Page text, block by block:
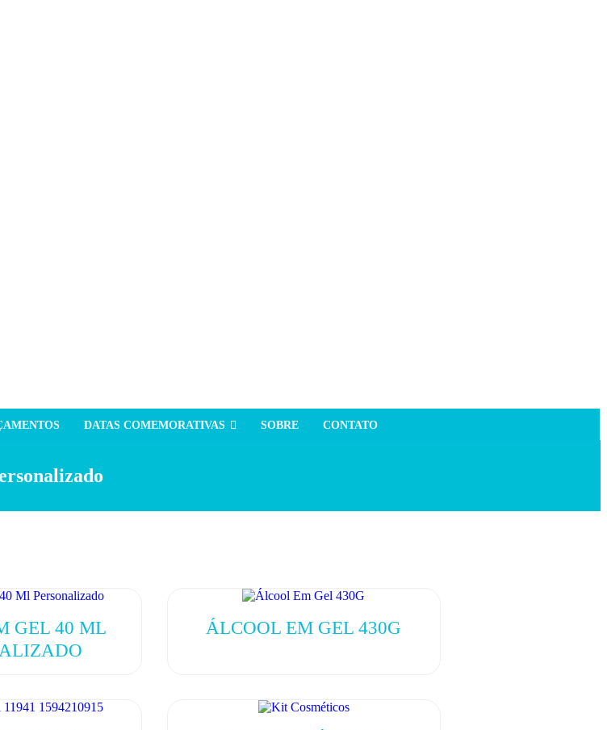
DATAS COMEMORATIVAS SOBRE CONTATO
GEL 40 ML
ÁLCOOL EM GEL 430G